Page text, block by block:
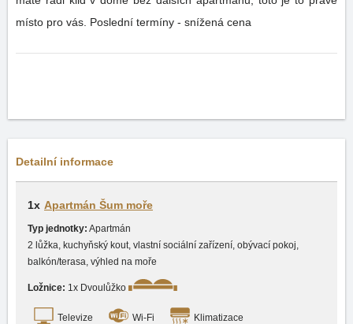
místo pro vás. Poslední termíny - snížená cena
Detailní informace
1x Apartmán Šum moře
Typ jednotky: Apartmán
2 lůžka, kuchyňský kout, vlastní sociální zařízení, obývací pokoj,
balkón/terasa, výhled na moře
Ložnice: 1x Dvoulůžko
Televize Wi-Fi Klimatizace